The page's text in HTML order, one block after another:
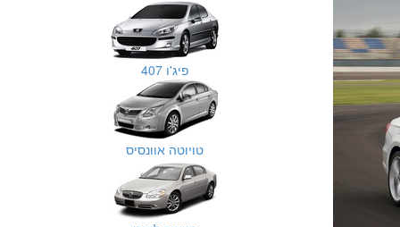
פיג'ו 407
טויוטה אוונסיס